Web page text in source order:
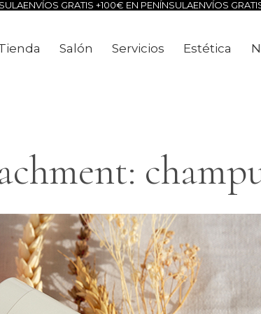
ENVÍOS GRATIS +100€ EN PENÍNSULAENVÍOS GRATIS
Salón Servicios Estética